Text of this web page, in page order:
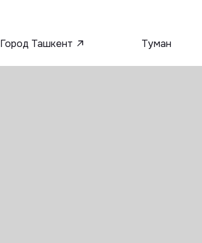
Город Ташкент Туман